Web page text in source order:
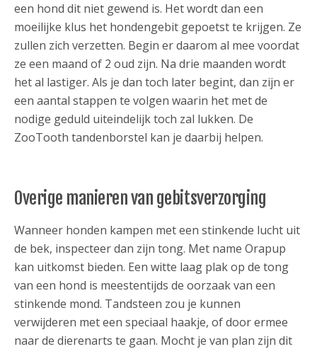
een hond dit niet gewend is. Het wordt dan een
moeilijke klus het hondengebit gepoetst te krijgen. Ze
zullen zich verzetten. Begin er daarom al mee voordat
ze een maand of 2 oud zijn. Na drie maanden wordt
het al lastiger. Als je dan toch later begint, dan zijn er
een aantal stappen te volgen waarin het met de
nodige geduld uiteindelijk toch zal lukken. De
ZooTooth tandenborstel kan je daarbij helpen.
Overige manieren van gebitsverzorging
Wanneer honden kampen met een stinkende lucht uit
de bek, inspecteer dan zijn tong. Met name Orapup
kan uitkomst bieden. Een witte laag plak op de tong
van een hond is meestentijds de oorzaak van een
stinkende mond. Tandsteen zou je kunnen
verwijderen met een speciaal haakje, of door ermee
naar de dierenarts te gaan. Mocht je van plan zijn dit